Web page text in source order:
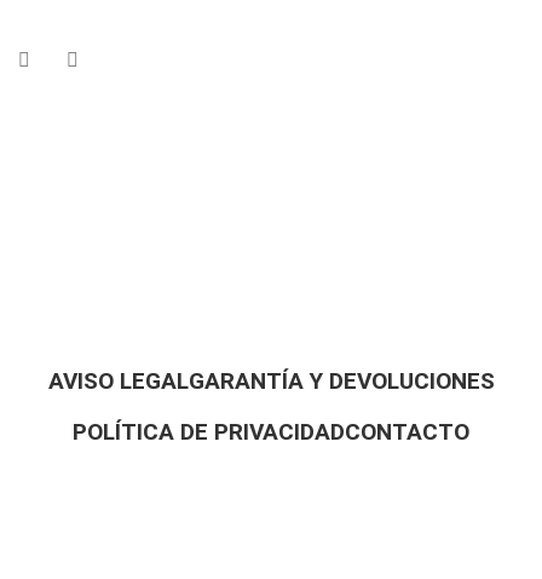
AVISO LEGALGARANTÍA Y DEVOLUCIONES
POLÍTICA DE PRIVACIDADCONTACTO